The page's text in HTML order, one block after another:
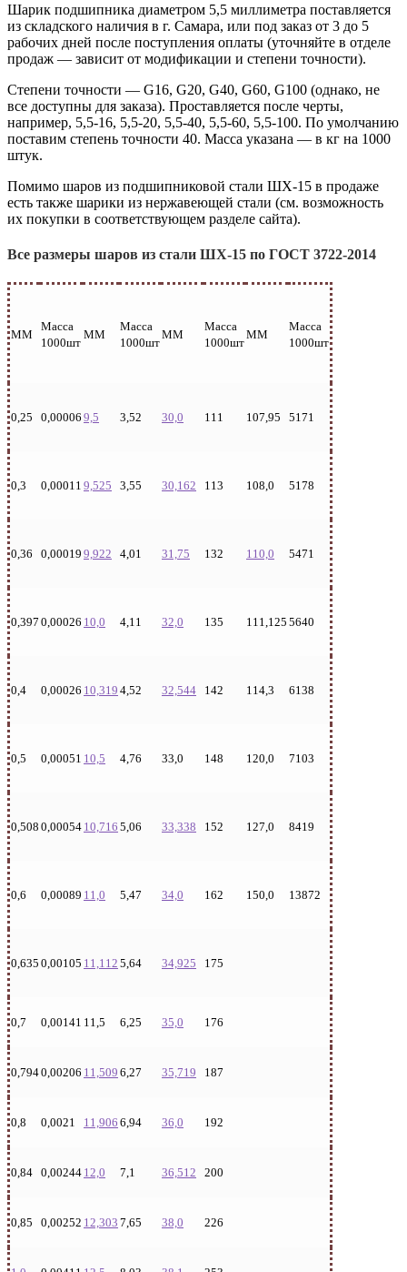
Шарик подшипника диаметром 5,5 миллиметра поставляется
из складского наличия в г. Самара, или под заказ от 3 до 5
рабочих дней после поступления оплаты (уточняйте в отделе
продаж — зависит от модификации и степени точности).
Степени точности — G16, G20, G40, G60, G100 (однако, не
все доступны для заказа). Проставляется после черты,
например, 5,5-16, 5,5-20, 5,5-40, 5,5-60, 5,5-100. По умолчанию
поставим степень точности 40. Масса указана — в кг на 1000
штук.
Помимо шаров из подшипниковой стали ШХ-15 в продаже
есть также шарики из нержавеющей стали (см. возможность
их покупки в соответствующем разделе сайта).
Все размеры шаров из стали ШХ-15 по ГОСТ 3722-2014
ММ
Масса
1000шт
ММ
Масса
1000шт
ММ
Масса
1000шт
ММ
Масса
1000шт
0,25 0,00006 9,5 3,52 30,0 111 107,95 5171
0,3 0,00011 9,525 3,55 30,162 113 108,0 5178
0,36 0,00019 9,922 4,01 31,75 132 110,0 5471
0,397 0,00026 10,0 4,11 32,0 135 111,125 5640
0,4 0,00026 10,319 4,52 32,544 142 114,3 6138
0,5 0,00051 10,5 4,76 33,0 148 120,0 7103
0,508 0,00054 10,716 5,06 33,338 152 127,0 8419
0,6 0,00089 11,0 5,47 34,0 162 150,0 13872
0,635 0,00105 11,112 5,64 34,925 175
0,7 0,00141 11,5 6,25 35,0 176
0,7940,00206 11,509 6,27 35,719 187
0,8 0,0021 11,906 6,94 36,0 192
0,84 0,00244 12,0 7,1 36,512 200
0,85 0,00252 12,303 7,65 38,0 226